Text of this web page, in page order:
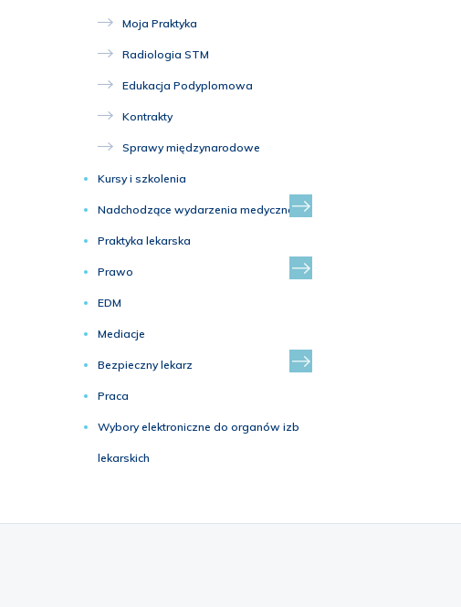
Moja Praktyka
Radiologia STM
Edukacja Podyplomowa
Kontrakty
Sprawy międzynarodowe
Kursy i szkolenia
Nadchodzące wydarzenia medyczne
Praktyka lekarska
Prawo
EDM
Mediacje
Bezpieczny lekarz
Praca
Wybory elektroniczne do organów izb
lekarskich